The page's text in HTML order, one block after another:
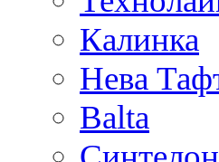
Калинка
Нева
Balta